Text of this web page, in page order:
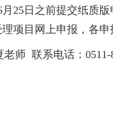
25日之前提交纸质
项目网上申报，各
师 联系电话：0511-